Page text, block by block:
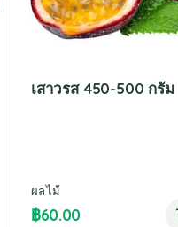
เสาวรส 450-500 กรัม
ผลไม้
฿60.00